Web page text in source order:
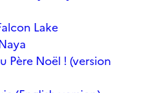
Lake
Père Noël ! (version